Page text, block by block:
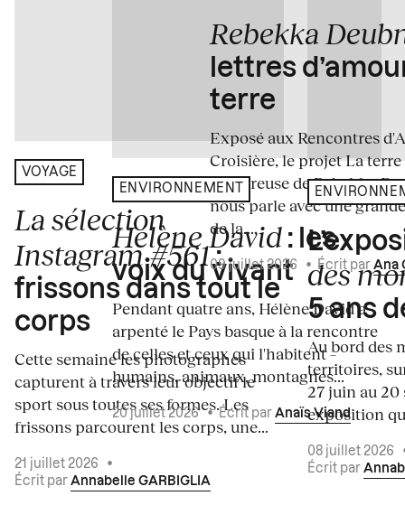
VOYAGE
La sélection
Instagram #561:
frissons dans tout le
corps
Cette semaine les photographes
capturent à travers leur objectif le
sport sous toutes ses formes. Les
frissons parcourent les corps, une...
21 juillet 2026
•
Écrit par Annabelle GARBIGLIA
ENVIRONNEMENT
Hélène David : les
voix du vivant
Pendant quatre ans, Hélène David a
arpenté le Pays basque à la rencontre
de celles et ceux qui l'habitent –
humains, animaux, montagnes...
20 juillet 2026•Écrit par Anaïs Viand
Rebekka
lettres
terre
Exposé aux Rencontres
Croisière, le projet La terre
amoureuse de Rebekka
nous parle avec une
de la...
09 juillet 2026 • Écrit par Ana
des
5 ans
Au bord des
territoires,
27 juin au 20
exposition
08 juillet 2026
Écrit par